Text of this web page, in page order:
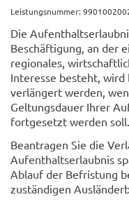
Leistungsnummer:
Die
Beschäftigung, an der
regionales,
Interesse besteht,
verlängert werden,
Geltungsdauer Ihrer
fortgesetzt werden soll.
Beantragen Sie die
Aufenthaltserlaubnis
Ablauf der Befristung
zuständigen